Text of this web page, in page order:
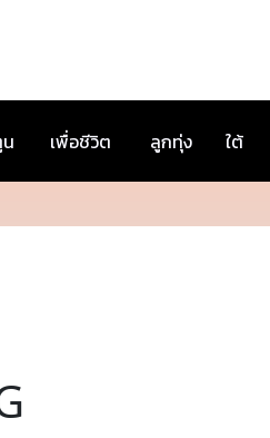
เพื่อชีวิต ลูกทุ่ง ใต้